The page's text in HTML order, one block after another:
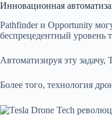
Инновационная
Pathfinder и Opportunity
беспрецедентный уровень
Автоматизируя эту
Более того, технология